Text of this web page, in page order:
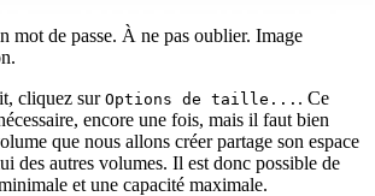
mot de passe. À ne pas oublier. Image
cliquez sur Options de taille... . Ce
encore une fois, mais il faut bien
que nous allons créer partage son espace
des autres volumes. Il est donc possible de
et une capacité maximale.